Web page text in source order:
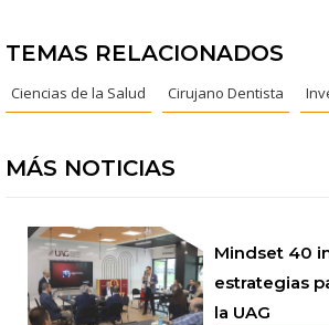
TEMAS RELACIONADOS
Ciencias de la Salud Cirujano Dentista
MÁS NOTICIAS
Mindset 40
estrategias
la UAG